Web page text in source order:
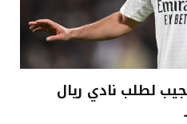
لطلب نادي ريال